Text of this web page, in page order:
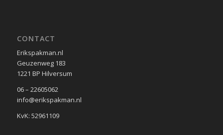
CONTACT
Erikspakman.nl
Geuzenweg 183
1221 BP Hilversum
06 – 22605062
info@erikspakman.nl
KvK: 52961109